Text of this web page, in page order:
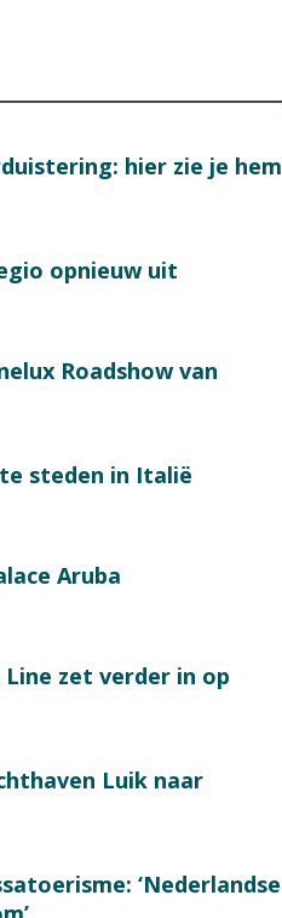
hier zie je hem
opnieuw uit
Roadshow van
steden in Italië
Aruba
zet verder in op
Luik naar
‘Nederlandse